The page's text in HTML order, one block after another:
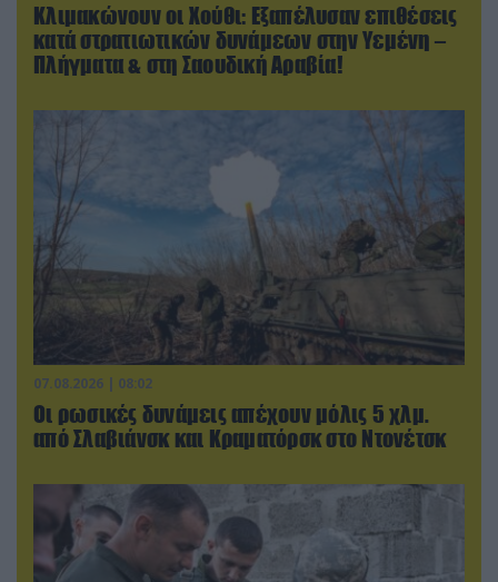
Κλιμακώνουν οι Χούθι: Eξαπέλυσαν επιθέσεις
κατά στρατιωτικών δυνάμεων στην Υεμένη –
Πλήγματα & στη Σαουδική Αραβία!
07.08.2026 | 08:02
Οι ρωσικές δυνάμεις απέχουν μόλις 5 χλμ.
από Σλαβιάνσκ και Κραματόρσκ στο Ντονέτσκ